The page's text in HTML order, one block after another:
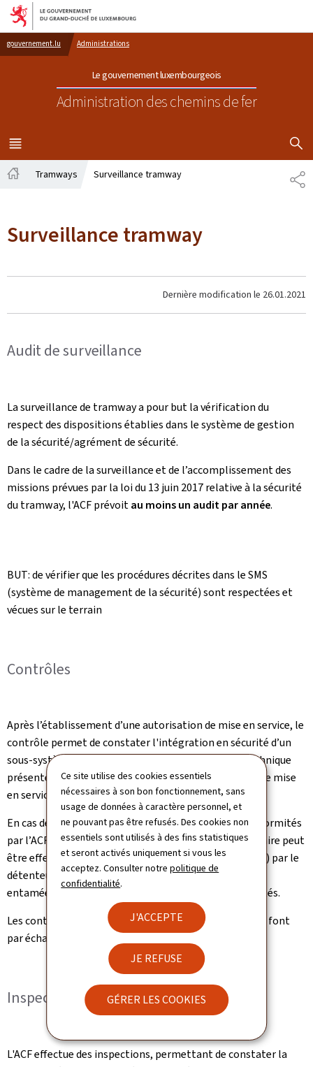
Ce site utilise des cookies essentiels
nécessaires à son bon fonctionnement, sans
usage de données à caractère personnel, et
ne pouvant pas être refusés. Des cookies non
essentiels sont utilisés à des fins statistiques
et seront activés uniquement si vous les
acceptez. Consulter notrepolitique de
confidentialité.
J'ACCEPTE
JE REFUSE
GÉRER LES COOKIES
Aller au menu principal
Aller au contenu
gouvernement.lu Administrations
Le gouvernement luxembourgeois
Administration des chemins de fer
MENU
PRINCIPAL
Tramways Surveillance tramway
Surveillance tramway
Dernière modification le 26.01.2021
Audit de surveillance
La surveillance de tramway a pour but la vérification du
respect des dispositions établies dans le système de gestion
de la sécurité/agrément de sécurité.
Dans le cadre de la surveillance et de l’accomplissement des
missions prévues par la loi du 13 juin 2017 relative à la sécurité
du tramway, l'ACF prévoitau moins un audit par année.
BUT: de vérifier que les procédures décrites dans le SMS
(système de management de la sécurité) sont respectées et
vécues sur le terrain
Contrôles
Après l’établissement d’une autorisation de mise en service, le
contrôle permet de constater l'intégration en sécurité d’un
sous-système ou d’un véhicule sur base du dossier technique
présenté dans le cadre d’une demande d’autorisation de mise
en service.
En cas de constatation d’une ou de plusieurs non-conformités
par l’ACF lors d’un contrôle, un contrôle complémentaire peut
être effectué pour vérifier si la ou les mesure(s) prise(s) par le
détenteur de l’autorisation sont suffisantes (mesures
entamées et délais) pour lever la ou les non-conformités.
Les contrôles et les contrôles complémentaires qui se font
par échantillonnage sont des activités annoncées.
Inspections
L'ACF effectue des inspections, permettant de constater la